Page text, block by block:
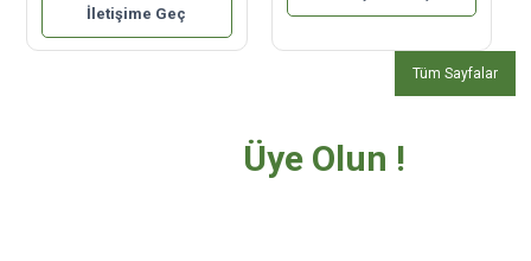
İletişime Geç
Tüm Sayfalar
Üye Olun !